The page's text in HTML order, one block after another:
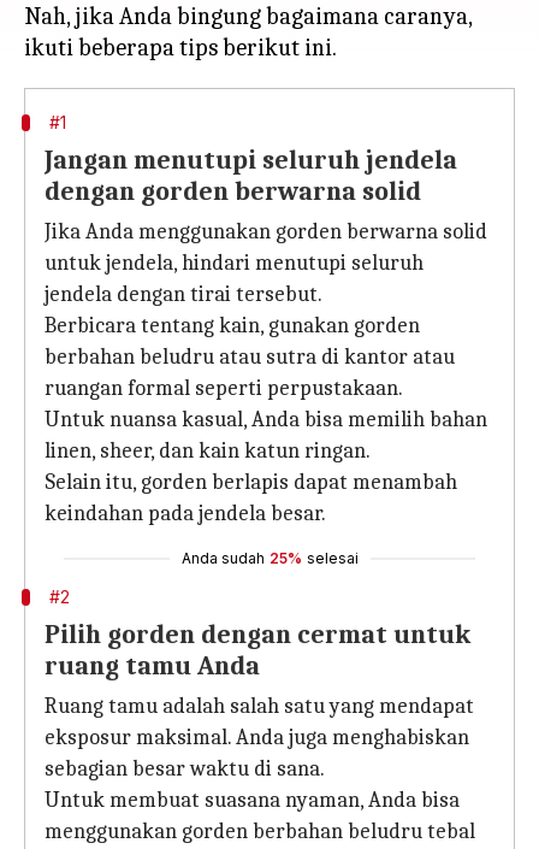
Nah, jika Anda bingung bagaimana caranya,
#1
Jangan menutupi seluruh jendela
dengan gorden berwarna solid
Jika Anda menggunakan gorden berwarna solid
untuk jendela, hindari menutupi seluruh
jendela dengan tirai tersebut.
Berbicara tentang kain, gunakan gorden
berbahan beludru atau sutra di kantor atau
ruangan formal seperti perpustakaan.
Untuk nuansa kasual, Anda bisa memilih bahan
linen, sheer, dan kain katun ringan.
Selain itu, gorden berlapis dapat menambah
keindahan pada jendela besar.
Anda sudah 25% selesai
#2
Pilih gorden dengan cermat untuk
ruang tamu Anda
Ruang tamu adalah salah satu yang mendapat
eksposur maksimal. Anda juga menghabiskan
sebagian besar waktu di sana.
Untuk membuat suasana nyaman, Anda bisa
menggunakan gorden berbahan beludru tebal